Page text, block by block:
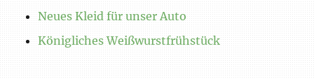
Neues Kleid für unser Auto
Königliches Weißwurstfrühstück